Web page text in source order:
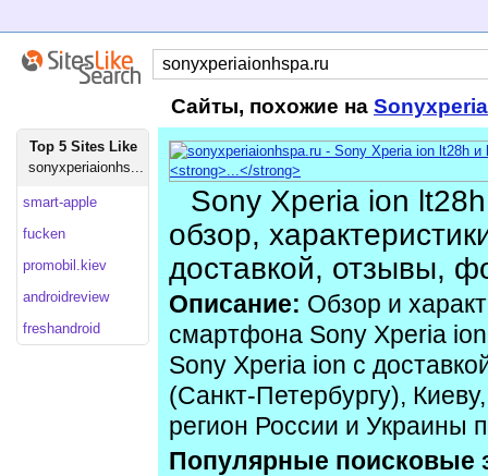
Сайты, похожие на
Top 5 Sites Like
sonyxperiaionhs...
smart-apple
fucken
promobil.kiev
androidreview
freshandroid
Sony Xperia ion
обзор,
доставкой, отзывы,
Описание: Обзор и
смартфона Sony Xperia
Sony Xperia ion с
(Санкт-Петербургу),
регион России и Украины
Популярные поисковые